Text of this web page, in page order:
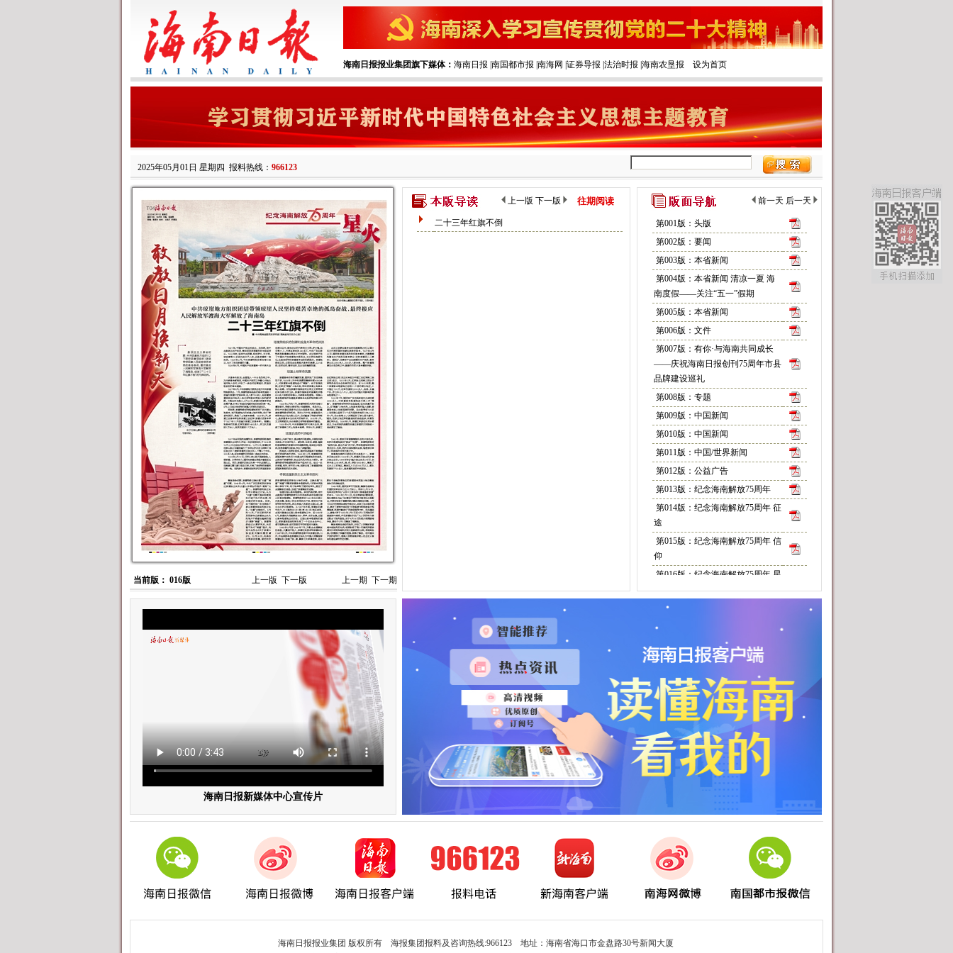
海南日报报业集团旗下媒体： 海南日报 南国都市报 南海网 证券导报 法治时报 海南农垦报 设为首页
2025年05月01日 星期四 报料热线： 966123
当前版： 016版 上一版 下一版 上一期 下一期
上一版 下一版 往期阅读
二十三年红旗不倒
前一天 后一天
第001版：头版
第002版：要闻
第003版：本省新闻
第004版：本省新闻 清凉一夏 海
南度假——关注“五一”假期
第005版：本省新闻
第006版：文件
第007版：​有你·与海南共同成长
——庆祝海南日报创刊75周年市县
品牌建设巡礼
第008版：专题
第009版：中国新闻
第010版：中国新闻
第011版：中国/世界新闻
第012版：公益广告
第013版：纪念海南解放75周年
第014版：纪念海南解放75周年 征
途
第015版：纪念海南解放75周年 信
仰
第016版：纪念海南解放75周年 星
火
第017版：纪念海南解放75周年 奇
第018版：纪念海南解放75周年 破
晓
第019版：纪念海南解放75周年 凝
光
第020版：纪念海南解放75周年 新
生
第021版：纪念海南解放75周年 跨
跃
第022版：纪念海南解放75周年 华
第024版：纪念海南解放75周年 巨
变